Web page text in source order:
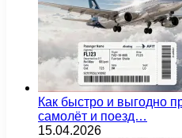
Как быстро и выгодно
самолёт и поезд…
15.04.2026